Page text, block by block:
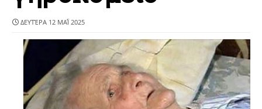
ΔΕΥΤΈΡΑ 12 ΜΑΪ́ 2025